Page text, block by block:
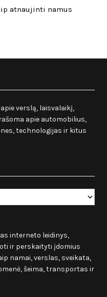
atnaujinti namus
verslą, laisvalaikį,
apie automobilius,
technologijas ir kitus
interneto leidinys,
ir perskaityti įdomius
namai, verslas, sveikata,
šeima, transportas ir